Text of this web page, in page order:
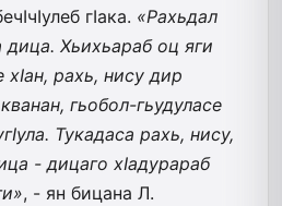
гIака. «Рахьдал
дица. Хьихьараб оц яги
хIан, рахь, нису дир
гьобол-гьудуласе
Тукадаса рахь, нису,
- дицаго хIадурараб
, - ян бицана Л.